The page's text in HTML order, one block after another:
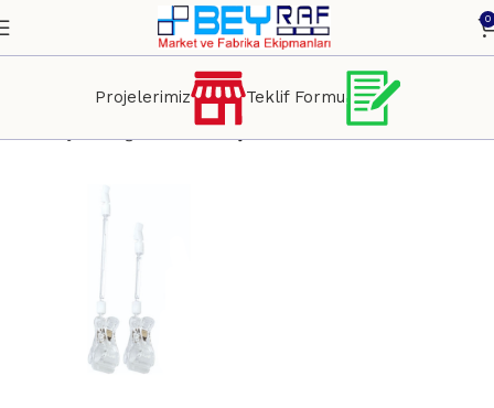
0
Projelerimiz
Teklif Formu
Satış Destekleme